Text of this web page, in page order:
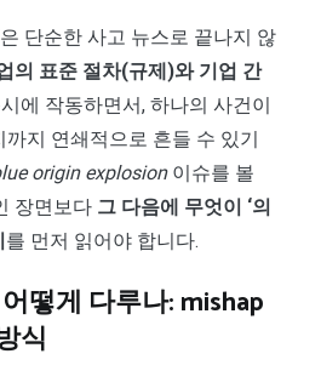
단순한 사고 뉴스로 끝나지 않
의 표준 절차(규제)와 기업 간
에 작동하면서, 하나의 사건이
까지 연쇄적으로 흔들 수 있기
origin explosion이슈를 볼
장면보다 그 다음에 무엇이 ‘의
를 먼저 읽어야 합니다.
어떻게 다루나: mishap
식